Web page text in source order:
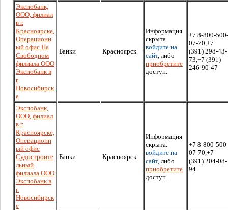
Экспобанк,
ООО, филиал
в г.
Красноярске,
Операционн
ый офис На
Свободном
филиала ООО
Экспобанк в
г.
Новосибирск
е
Банки Красноярск
Информация
скрыта.
войдите на
сайт, либо
приобретите
доступ.
+7 8-800-500-
07-70,+7
(391) 298-43-
73,+7 (391)
246-90-47
Экспобанк,
ООО, филиал
в г.
Красноярске,
Операционн
ый офис
Судостроите
льный
филиала ООО
Экспобанк в
г.
Новосибирск
е
Банки Красноярск
Информация
скрыта.
войдите на
сайт, либо
приобретите
доступ.
+7 8-800-500-
07-70,+7
(391) 204-08-
94